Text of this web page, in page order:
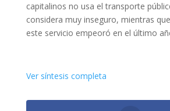
capitalinos no usa el transporte
considera muy inseguro, mientras
este servicio empeoró en el último
Ver síntesis completa